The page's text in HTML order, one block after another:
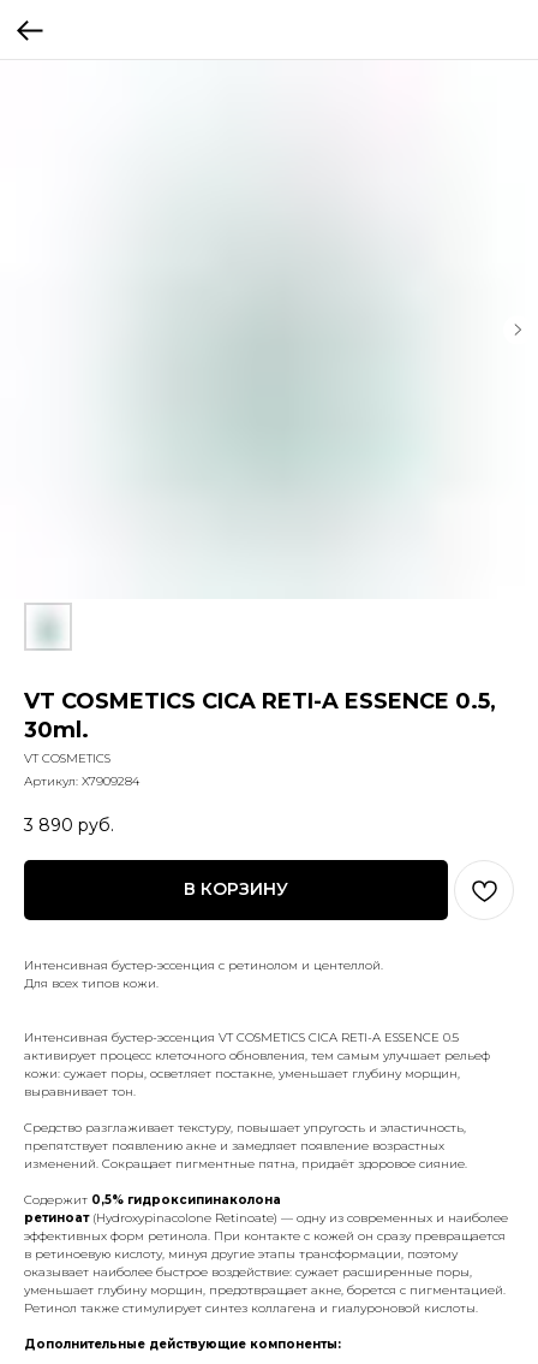
VT COSMETICS CICA RETI-A ESSENCE 0.5,
30ml.
VT COSMETICS
Артикул: X7909284
3 890 руб.
В КОРЗИНУ
Интенсивная бустер-эссенция с ретинолом и центеллой.
Для всех типов кожи.
Интенсивная бустер-эссенция VT COSMETICS CICA RETI-A ESSENCE 0.5
активирует процесс клеточного обновления, тем самым улучшает рельеф
кожи: сужает поры, осветляет постакне, уменьшает глубину морщин,
выравнивает тон.
Средство разглаживает текстуру, повышает упругость и эластичность,
препятствует появлению акне и замедляет появление возрастных
изменений. Сокращает пигментные пятна, придаёт здоровое сияние.
Содержит 0,5% гидроксипинаколона
ретиноат(Hydroxypinacolone Retinoate) — одну из современных и наиболее
эффективных форм ретинола. При контакте с кожей он сразу превращается
в ретиноевую кислоту, минуя другие этапы трансформации, поэтому
оказывает наиболее быстрое воздействие: сужает расширенные поры,
уменьшает глубину морщин, предотвращает акне, борется с пигментацией.
Ретинол также стимулирует синтез коллагена и гиалуроновой кислоты.
Дополнительные действующие компоненты: